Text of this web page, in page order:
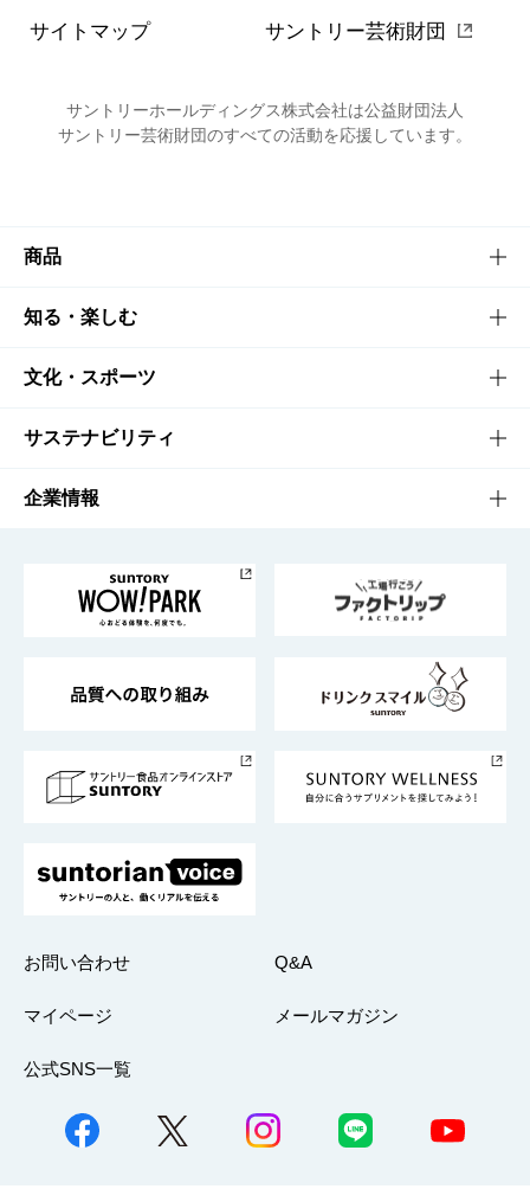
サイトマップ サントリー芸術財団
サントリーホールディングス株式会社は公益財団法人
サントリー芸術財団のすべての活動を応援しています。
商品
商品TOP
商品一覧
商品発売情報
栄養成分一覧
知る・楽しむ
知る・楽しむTOP
キャンペーン
工場見学
地域情報
文化・スポーツ
文化・スポーツTOP
サントリーホール
サントリーサンバーズ大阪
サステナビリティ
サステナビリティTOP
サントリーが考えるサステナビリティ経営
企業情報
企業概要
採用情報
お問い合わせ Q&A
マイページ メールマガジン
公式SNS一覧